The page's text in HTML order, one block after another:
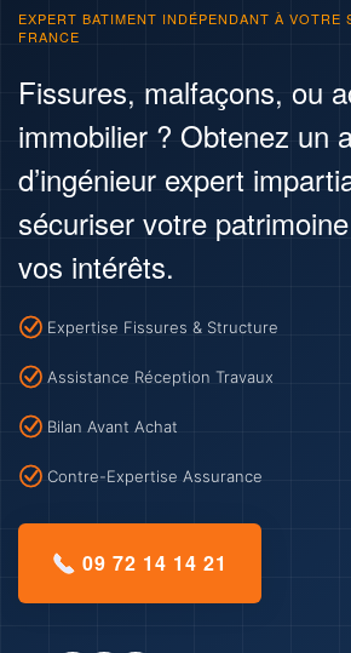
EXPERT BATIMENT INDÉPENDANT À VOTRE
FRANCE
Fissures, malfaçons, ou
immobilier ? Obtenez un
d’ingénieur expert
sécuriser votre
vos intérêts.
Expertise Fissures & Structure
Assistance Réception Travaux
Bilan Avant Achat
Contre-Expertise Assurance
09 72 14 14 21